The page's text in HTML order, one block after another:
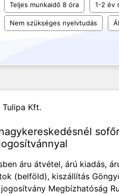
Teljes munkaidő 8 óra 1-2 év
Nem szükséges nyelvtudás
Tulipa Kft.
áru átvétel, árú kiadás,
(belföld), kiszállítás
Megbízhatóság